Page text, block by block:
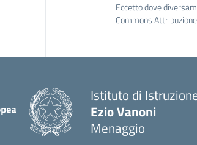
Eccetto dove
Commons
Istituto di
Ezio Vanoni
Menaggio